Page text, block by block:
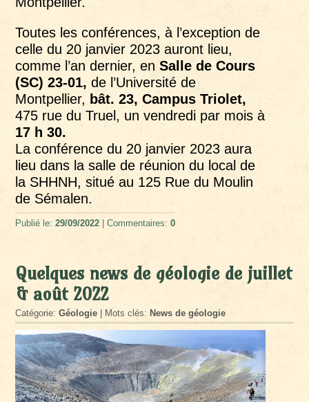
Toutes les conférences, à l’exception de
celle du 20 janvier 2023 auront lieu,
comme l’an dernier, enSalle de Cours
(SC) 23-01, de l’Université de
Montpellier, bât. 23, Campus Triolet,
475 rue du Truel, un vendredi par mois à
17 h 30.
La conférence du 20 janvier 2023 aura
lieu dans la salle de réunion du local de
la SHHNH, situé au 125 Rue du Moulin
de Sémalen.
Publié le:29/09/2022 | Commentaires:0
Quelques news de géologie de juillet
& août 2022
Catégorie:Géologie | Mots clés:News de géologie